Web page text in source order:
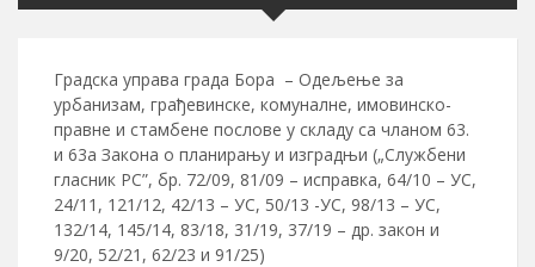
Градска управа града Бора – Одељење за
урбанизам, грађевинске, комуналне, имовинско-
правне и стамбене послове у складу са чланом 63.
и 63а Закона о планирању и изградњи („Службени
гласник РС”, бр. 72/09, 81/09 – исправка, 64/10 – УС,
24/11, 121/12, 42/13 – УС, 50/13 -УС, 98/13 – УС,
132/14, 145/14, 83/18, 31/19, 37/19 – др. закон и
9/20, 52/21, 62/23 и 91/25)